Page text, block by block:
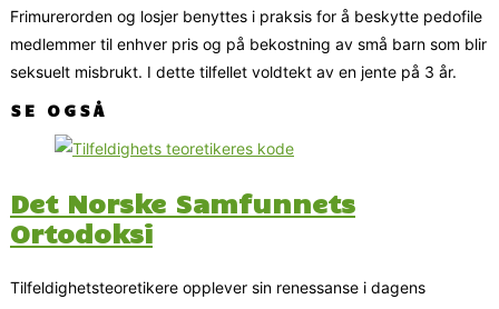
Frimurerorden og losjer benyttes i praksis for å beskytte pedofile
medlemmer til enhver pris og på bekostning av små barn som blir
seksuelt misbrukt. I dette tilfellet voldtekt av en jente på 3 år.
SE OGSÅ
Det Norske Samfunnets
Ortodoksi
Tilfeldighetsteoretikere opplever sin renessanse i dagens